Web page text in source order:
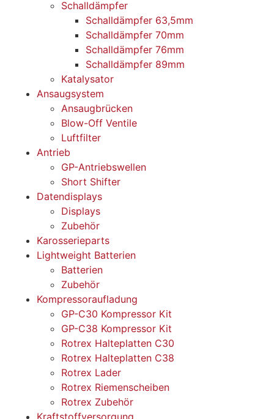
Schalldämpfer
Schalldämpfer 63,5mm
Schalldämpfer 70mm
Schalldämpfer 76mm
Schalldämpfer 89mm
Katalysator
Ansaugsystem
Ansaugbrücken
Blow-Off Ventile
Luftfilter
Antrieb
GP-Antriebswellen
Short Shifter
Datendisplays
Displays
Zubehör
Karosserieparts
Lightweight Batterien
Batterien
Zubehör
Kompressoraufladung
GP-C30 Kompressor Kit
GP-C38 Kompressor Kit
Rotrex Halteplatten C30
Rotrex Halteplatten C38
Rotrex Lader
Rotrex Riemenscheiben
Rotrex Zubehör